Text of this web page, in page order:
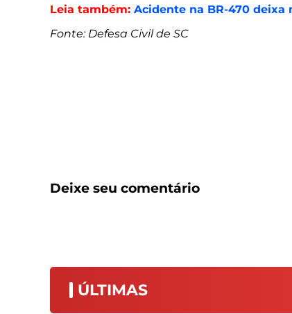
Leia também: Acidente na BR-470 deixa
Fonte: Defesa Civil de SC
Deixe seu comentário
ÚLTIMAS